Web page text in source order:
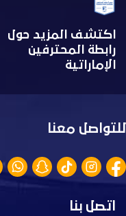
اكتشف المزيد حول
رابطة المحترفين
الإماراتية
للتواصل معنا
اتصل بنا